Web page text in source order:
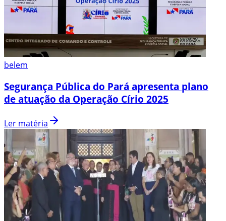
belem
Segurança Pública do Pará apresenta plano
de atuação da Operação Círio 2025
Ler matéria